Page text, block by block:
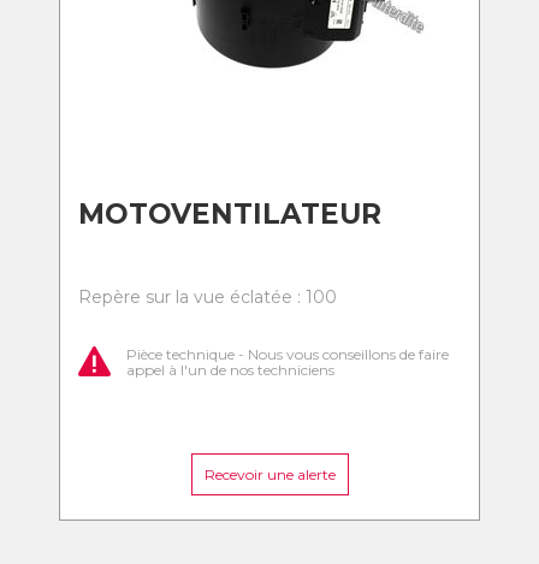
MOTOVENTILATEUR
Repère sur la vue éclatée : 100
Pièce technique - Nous vous conseillons de faire
appel à l'un de nos techniciens
Recevoir une alerte